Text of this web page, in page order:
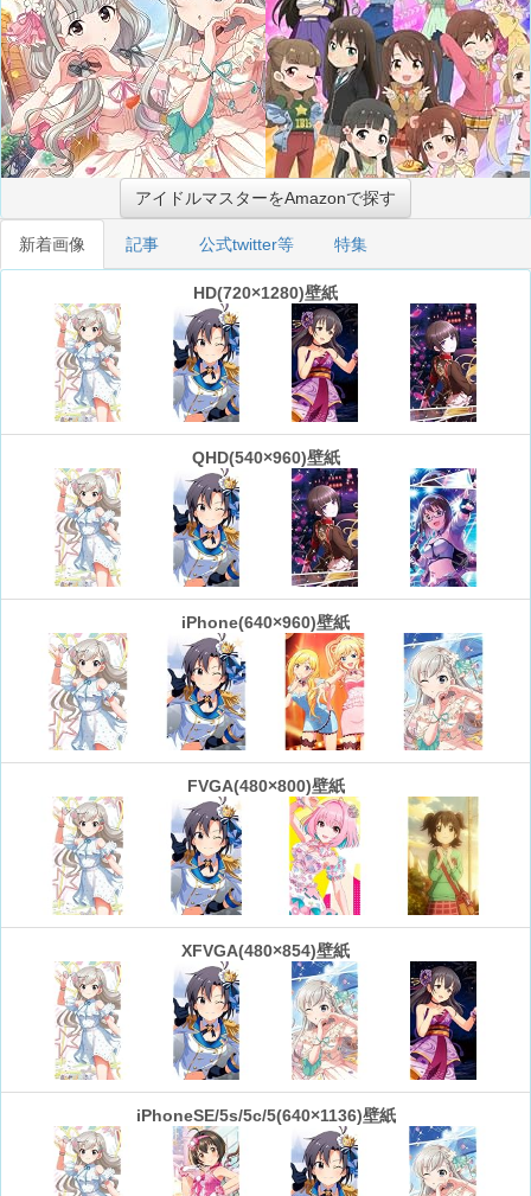
アイドルマスターをAmazonで探す
新着画像 記事 公式twitter等 特集
HD(720×1280)壁紙
QHD(540×960)壁紙
iPhone(640×960)壁紙
FVGA(480×800)壁紙
XFVGA(480×854)壁紙
iPhoneSE/5s/5c/5(640×1136)壁紙